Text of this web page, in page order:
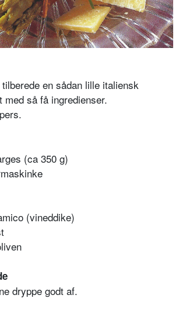
en sådan lille italiensk
så få ingredienser.
(ca 350 g)
(vineddike)
dryppe godt af.